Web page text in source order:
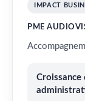
IMPACT
PME
Croissance